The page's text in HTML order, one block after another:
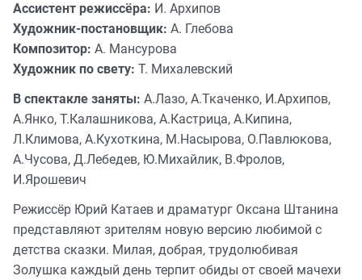
Ассистент режиссёра: И. Архипов
Художник-постановщик: А. Глебова
Композитор: А. Мансурова
Художник по свету: Т. Михалевский
В спектакле заняты: А.Лазо, А.Ткаченко, И.Архипов,
А.Янко, Т.Калашникова, А.Кастрица, А.Кипина,
Л.Климова, А.Кухоткина, М.Насырова, О.Павлюкова,
А.Чусова, Д.Лебедев, Ю.Михайлик, В.Фролов,
И.Ярошевич
Режиссёр Юрий Катаев и драматург Оксана Штанина
представляют зрителям новую версию любимой с
детства сказки. Милая, добрая, трудолюбивая
Золушка каждый день терпит обиды от своей мачехи